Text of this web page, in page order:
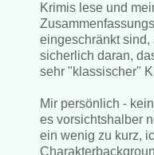
Krimis lese und
eingeschränkt sind,
sicherlich daran,
sehr "klassischer"
Mir persönlich -
es vorsichtshalber
ein wenig zu kurz,